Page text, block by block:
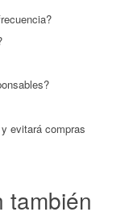
evitará compras
también